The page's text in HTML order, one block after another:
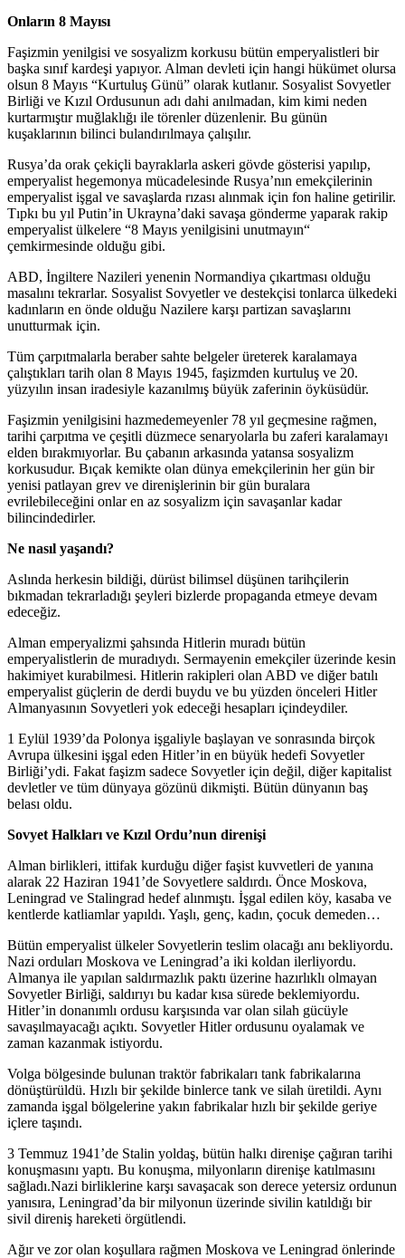
Onların 8 Mayısı
Faşizmin yenilgisi ve sosyalizm korkusu bütün emperyalistleri bir
başka sınıf kardeşi yapıyor. Alman devleti için hangi hükümet olursa
olsun 8 Mayıs “Kurtuluş Günü” olarak kutlanır. Sosyalist Sovyetler
Birliği ve Kızıl Ordusunun adı dahi anılmadan, kim kimi neden
kurtarmıştır muğlaklığı ile törenler düzenlenir. Bu günün
kuşaklarının bilinci bulandırılmaya çalışılır.
Rusya’da orak çekiçli bayraklarla askeri gövde gösterisi yapılıp,
emperyalist hegemonya mücadelesinde Rusya’nın emekçilerinin
emperyalist işgal ve savaşlarda rızası alınmak için fon haline getirilir.
Tıpkı bu yıl Putin’in Ukrayna’daki savaşa gönderme yaparak rakip
emperyalist ülkelere “8 Mayıs yenilgisini unutmayın“
çemkirmesinde olduğu gibi.
ABD, İngiltere Nazileri yenenin Normandiya çıkartması olduğu
masalını tekrarlar. Sosyalist Sovyetler ve destekçisi tonlarca ülkedeki
kadınların en önde olduğu Nazilere karşı partizan savaşlarını
unutturmak için.
Tüm çarpıtmalarla beraber sahte belgeler üreterek karalamaya
çalıştıkları tarih olan 8 Mayıs 1945, faşizmden kurtuluş ve 20.
yüzyılın insan iradesiyle kazanılmış büyük zaferinin öyküsüdür.
Faşizmin yenilgisini hazmedemeyenler 78 yıl geçmesine rağmen,
tarihi çarpıtma ve çeşitli düzmece senaryolarla bu zaferi karalamayı
elden bırakmıyorlar. Bu çabanın arkasında yatansa sosyalizm
korkusudur. Bıçak kemikte olan dünya emekçilerinin her gün bir
yenisi patlayan grev ve direnişlerinin bir gün buralara
evrilebileceğini onlar en az sosyalizm için savaşanlar kadar
bilincindedirler.
Ne nasıl yaşandı?
Aslında herkesin bildiği, dürüst bilimsel düşünen tarihçilerin
bıkmadan tekrarladığı şeyleri bizlerde propaganda etmeye devam
edeceğiz.
Alman emperyalizmi şahsında Hitlerin muradı bütün
emperyalistlerin de muradıydı. Sermayenin emekçiler üzerinde kesin
hakimiyet kurabilmesi. Hitlerin rakipleri olan ABD ve diğer batılı
emperyalist güçlerin de derdi buydu ve bu yüzden önceleri Hitler
Almanyasının Sovyetleri yok edeceği hesapları içindeydiler.
1 Eylül 1939’da Polonya işgaliyle başlayan ve sonrasında birçok
Avrupa ülkesini işgal eden Hitler’in en büyük hedefi Sovyetler
Birliği’ydi. Fakat faşizm sadece Sovyetler için değil, diğer kapitalist
devletler ve tüm dünyaya gözünü dikmişti. Bütün dünyanın baş
belası oldu.
Sovyet Halkları ve Kızıl Ordu’nun direnişi
Alman birlikleri, ittifak kurduğu diğer faşist kuvvetleri de yanına
alarak 22 Haziran 1941’de Sovyetlere saldırdı. Önce Moskova,
Leningrad ve Stalingrad hedef alınmıştı. İşgal edilen köy, kasaba ve
kentlerde katliamlar yapıldı. Yaşlı, genç, kadın, çocuk demeden…
Bütün emperyalist ülkeler Sovyetlerin teslim olacağı anı bekliyordu.
Nazi orduları Moskova ve Leningrad’a iki koldan ilerliyordu.
Almanya ile yapılan saldırmazlık paktı üzerine hazırlıklı olmayan
Sovyetler Birliği, saldırıyı bu kadar kısa sürede beklemiyordu.
Hitler’in donanımlı ordusu karşısında var olan silah gücüyle
savaşılmayacağı açıktı. Sovyetler Hitler ordusunu oyalamak ve
zaman kazanmak istiyordu.
Volga bölgesinde bulunan traktör fabrikaları tank fabrikalarına
dönüştürüldü. Hızlı bir şekilde binlerce tank ve silah üretildi. Aynı
zamanda işgal bölgelerine yakın fabrikalar hızlı bir şekilde geriye
içlere taşındı.
3 Temmuz 1941’de Stalin yoldaş, bütün halkı direnişe çağıran tarihi
konuşmasını yaptı. Bu konuşma, milyonların direnişe katılmasını
sağladı.Nazi birliklerine karşı savaşacak son derece yetersiz ordunun
yanısıra, Leningrad’da bir milyonun üzerinde sivilin katıldığı bir
sivil direniş hareketi örgütlendi.
Ağır ve zor olan koşullara rağmen Moskova ve Leningrad önlerinde